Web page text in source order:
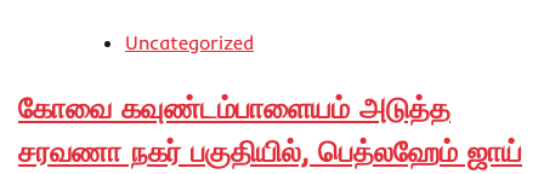
Uncategorized
கோவை கவுண்டம்பாளையம் அடுத்த
சரவணா நகர் பகுதியில், பெத்லஹேம் ஜாய்